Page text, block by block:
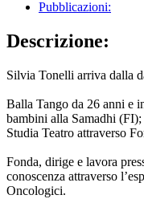
Pubblicazioni:
Descrizione:
Silvia Tonelli arriva dalla
Balla Tango da 26 anni e
bambini alla Samadhi
Studia Teatro attraverso
Fonda, dirige e lavora
conoscenza attraverso
Oncologici.